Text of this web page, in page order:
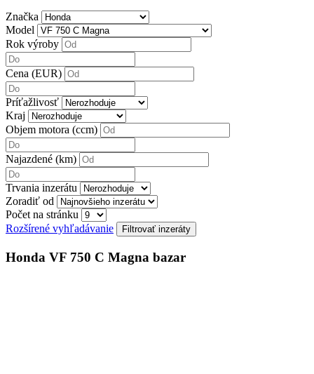
Značka
Model
Rok výroby
Cena (EUR)
Príťažlivosť
Kraj
Objem motora (ccm)
Najazdené (km)
Trvania inzerátu
Zoradiť od
Počet na stránku
Rozšírené vyhľadávanie
Honda VF 750 C Magna bazar